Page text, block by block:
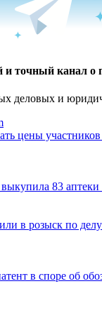
точный канал о
деловых и
цены участников
83
в розыск по
в споре об